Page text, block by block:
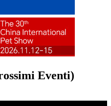
Eventi)